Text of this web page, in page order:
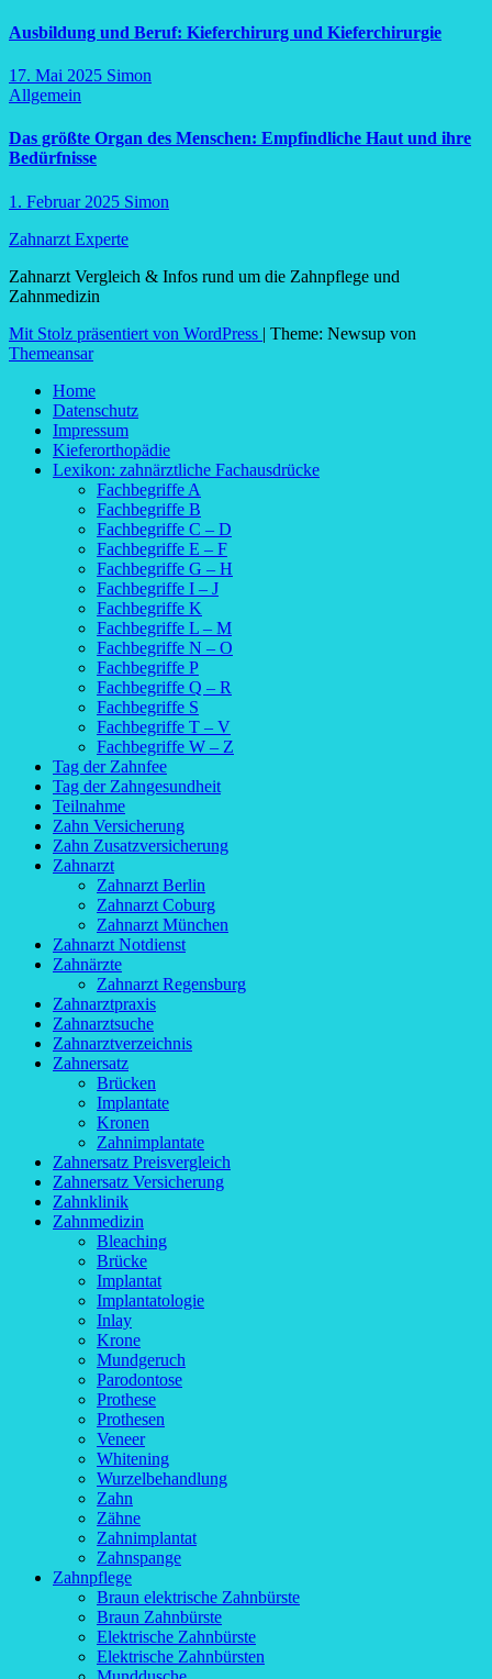
Ausbildung und Beruf: Kieferchirurg und Kieferchirurgie
17. Mai 2025 Simon
Allgemein
Das größte Organ des Menschen: Empfindliche Haut und ihre
Bedürfnisse
1. Februar 2025 Simon
Zahnarzt Experte
Zahnarzt Vergleich & Infos rund um die Zahnpflege und
Zahnmedizin
Mit Stolz präsentiert von WordPress | Theme: Newsup von
Themeansar
Home
Datenschutz
Impressum
Kieferorthopädie
Lexikon: zahnärztliche Fachausdrücke
Fachbegriffe A
Fachbegriffe B
Fachbegriffe C – D
Fachbegriffe E – F
Fachbegriffe G – H
Fachbegriffe I – J
Fachbegriffe K
Fachbegriffe L – M
Fachbegriffe N – O
Fachbegriffe P
Fachbegriffe Q – R
Fachbegriffe S
Fachbegriffe T – V
Fachbegriffe W – Z
Tag der Zahnfee
Tag der Zahngesundheit
Teilnahme
Zahn Versicherung
Zahn Zusatzversicherung
Zahnarzt
Zahnarzt Berlin
Zahnarzt Coburg
Zahnarzt München
Zahnarzt Notdienst
Zahnärzte
Zahnarzt Regensburg
Zahnarztpraxis
Zahnarztsuche
Zahnarztverzeichnis
Zahnersatz
Brücken
Implantate
Kronen
Zahnimplantate
Zahnersatz Preisvergleich
Zahnersatz Versicherung
Zahnklinik
Zahnmedizin
Bleaching
Brücke
Implantat
Implantatologie
Inlay
Krone
Mundgeruch
Parodontose
Prothese
Prothesen
Veneer
Whitening
Wurzelbehandlung
Zahn
Zähne
Zahnimplantat
Zahnspange
Zahnpflege
Braun elektrische Zahnbürste
Braun Zahnbürste
Elektrische Zahnbürste
Elektrische Zahnbürsten